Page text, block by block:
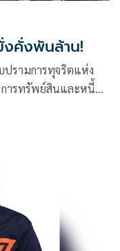
คั่งพันล้าน!
ปรามการทุจริตแห่ง
ารทรัพย์สินและหนี้สิน